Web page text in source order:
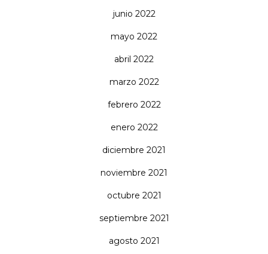
junio 2022
mayo 2022
abril 2022
marzo 2022
febrero 2022
enero 2022
diciembre 2021
noviembre 2021
octubre 2021
septiembre 2021
agosto 2021